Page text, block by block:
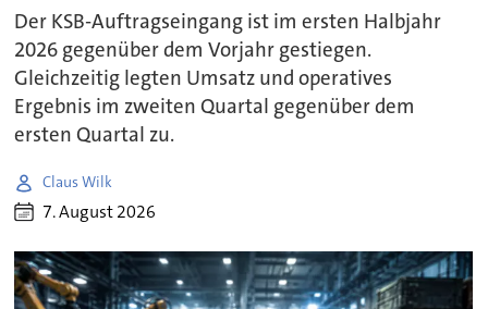
Der KSB-Auftragseingang ist im ersten Halbjahr
2026 gegenüber dem Vorjahr gestiegen.
Gleichzeitig legten Umsatz und operatives
Ergebnis im zweiten Quartal gegenüber dem
ersten Quartal zu.
Claus Wilk
7. August 2026